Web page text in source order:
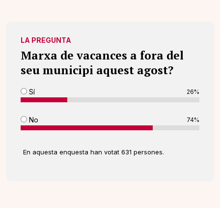
LA PREGUNTA
Marxa de vacances a fora del
seu municipi aquest agost?
Sí 26%
No 74%
En aquesta enquesta han votat 631 persones.